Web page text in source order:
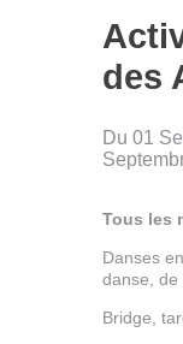
des
Du 01
Tous les
Danses
danse, de
Bridge,